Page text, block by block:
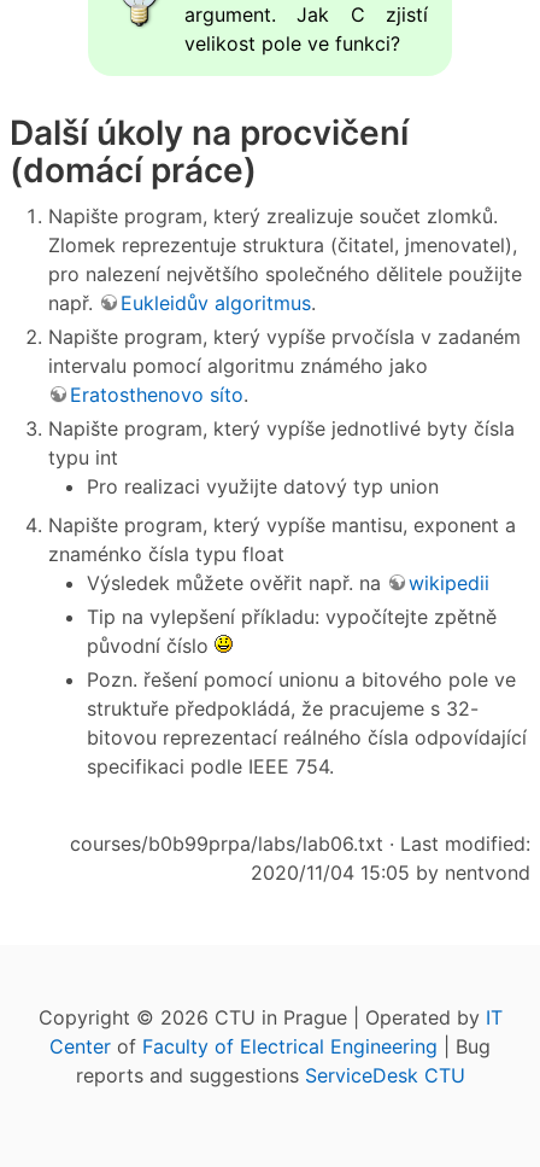
argument. Jak C zjistí
velikost pole ve funkci?
Další úkoly na procvičení
(domácí práce)
Napište program, který zrealizuje součet zlomků.
Zlomek reprezentuje struktura (čitatel, jmenovatel),
pro nalezení největšího společného dělitele použijte
např.
Eukleidův algoritmus.
Napište program, který vypíše prvočísla v zadaném
intervalu pomocí algoritmu známého jako
Eratosthenovo síto.
Napište program, který vypíše jednotlivé byty čísla
typu int
Pro realizaci využijte datový typ union
Napište program, který vypíše mantisu, exponent a
znaménko čísla typu float
Výsledek můžete ověřit např. na
wikipedii
Tip na vylepšení příkladu: vypočítejte zpětně
původní číslo
Pozn. řešení pomocí unionu a bitového pole ve
struktuře předpokládá, že pracujeme s 32-
bitovou reprezentací reálného čísla odpovídající
specifikaci podle IEEE 754.
courses/b0b99prpa/labs/lab06.txt · Last modified:
2020/11/04 15:05 by nentvond
Copyright © 2026 CTU in Prague | Operated by IT
Center of Faculty of Electrical Engineering | Bug
reports and suggestions ServiceDesk CTU